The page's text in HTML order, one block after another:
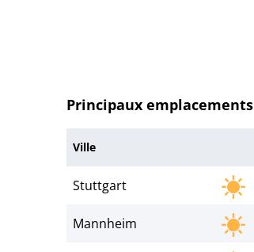
Principaux emplacements
Ville
Stuttgart
Mannheim